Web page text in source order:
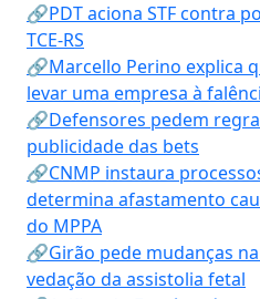
🔗PDT aciona STF contra
TCE-RS
🔗Marcello Perino explica
levar uma empresa à
🔗Defensores pedem
publicidade das bets
🔗CNMP instaura
determina afastamento
do MPPA
🔗Girão pede mudanças
vedação da assistolia fetal